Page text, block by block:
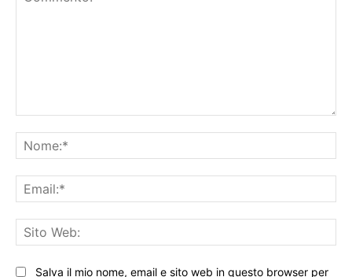
Salva il mio nome, email e sito web in questo browser per